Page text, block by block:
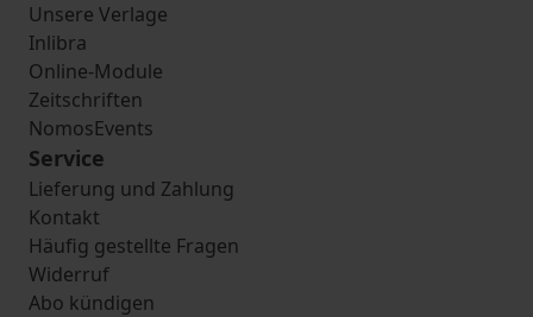
Unsere Verlage
Inlibra
Online-Module
Zeitschriften
NomosEvents
Service
Lieferung und Zahlung
Kontakt
Häufig gestellte Fragen
Widerruf
Abo kündigen